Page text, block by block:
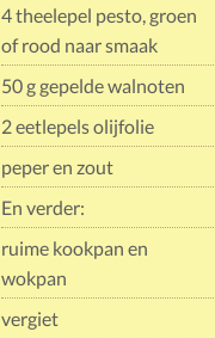
4 theelepel pesto, groen
of rood naar smaak
50 g gepelde walnoten
2 eetlepels olijfolie
peper en zout
En verder:
ruime kookpan en
wokpan
vergiet